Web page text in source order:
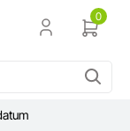
0